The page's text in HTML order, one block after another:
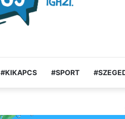
#KIKAPCS #SPORT